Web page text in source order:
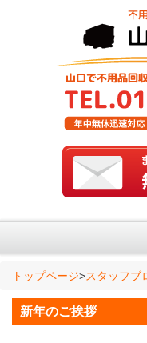
トップページ>スタッフブ
新年のご挨拶